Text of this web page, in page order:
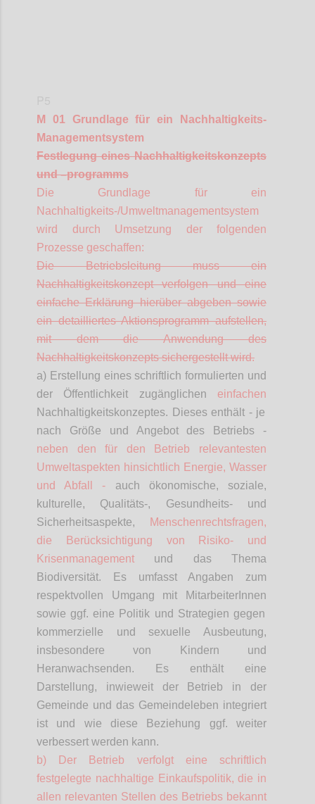
M 01 Grundlage für ein Nachhaltigkeits-
Managementsystem
Festlegung eines Nachhaltigkeitskonzepts
und–programms
Die Grundlage für ein
Nachhaltigkeits-/Umweltmanagementsystem
wird durch Umsetzung der folgenden
Prozesse geschaffen:
Die Betriebsleitung muss ein
Nachhaltigkeitskonzept verfolgen und eine
einfache Erklärung hierüber abgeben sowie
ein detailliertes Aktionsprogramm aufstellen,
mit dem die Anwendung des
Nachhaltigkeitskonzepts sichergestellt wird.
a) Erstellung eines schriftlich formulierten und
der Öffentlichkeit zugänglichen einfachen
Nachhaltigkeitskonzeptes. Dieses enthält - je
nach Größe und Angebot des Betriebs -
neben den für den Betrieb relevantesten
Umweltaspekten hinsichtlich Energie, Wasser
und Abfall - auch ökonomische, soziale,
kulturelle, Qualitäts-, Gesundheits- und
Sicherheitsaspekte,
Menschenrechtsfragen,
die Berücksichtigung von Risiko- und
Krisenmanagement und das Thema
Biodiversität. Es umfasst Angaben zum
respektvollen Umgang mit
MitarbeiterInnen
sowie ggf. eine Politik und Strategien gegen
kommerzielle und sexuelle Ausbeutung,
insbesondere von Kindern und
Heranwachsenden. Es enthält eine
Darstellung, inwieweit der Betrieb in der
Gemeinde und das Gemeindeleben integriert
ist und wie diese Beziehung ggf. weiter
verbessert werden kann.
b) Der Betrieb verfolgt eine schriftlich
festgelegte nachhaltige Einkaufspolitik, die in
allen relevanten Stellen des Betriebs bekannt